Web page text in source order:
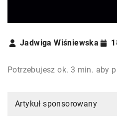
Jadwiga Wiśniewska
Potrzebujesz ok. 3 min. aby
Artykuł sponsorowany